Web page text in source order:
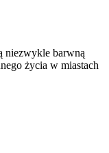
niezwykle barwną
życia w miastach